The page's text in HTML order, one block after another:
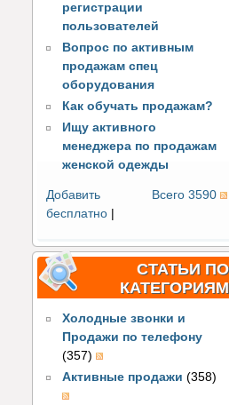
регистрации
пользователей
Вопрос по активным
продажам спец
оборудования
Как обучать продажам?
Ищу активного
менеджера по продажам
женской одежды
Всего 3590
Добавить
бесплатно |
СТАТЬИ ПО
КАТЕГОРИЯМ
Холодные звонки и
Продажи по телефону
(357)
Активные продажи (358)